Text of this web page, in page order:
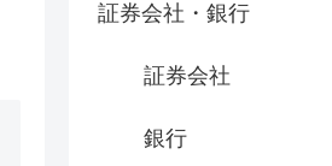
証券会社・銀行
証券会社
銀行